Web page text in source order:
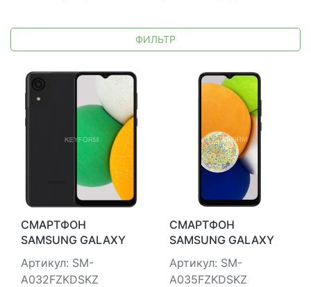
ФИЛЬТР
СМАРТФОН
SAMSUNG GALAXY
A03 CORE
Артикул: SM-
A032FZKDSKZ
СМАРТФОН
SAMSUNG GALAXY
A03
Артикул: SM-
A035FZKDSKZ